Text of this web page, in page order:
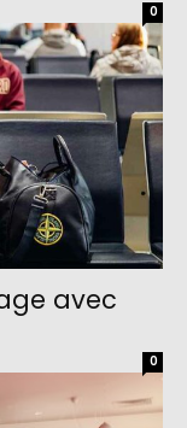
0
avec
0